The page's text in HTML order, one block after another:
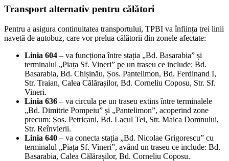
Transport alternativ pentru călători
Pentru a asigura continuitatea transportului, TPBI va înființa trei linii
navetă de autobuz, care vor prelua călătorii din zonele afectate:
Linia 604 – va funcționa între stația „Bd. Basarabia” și
terminalul „Piața Sf. Vineri” pe un traseu ce include: Bd.
Basarabia, Bd. Chișinău, Șos. Pantelimon, Bd. Ferdinand I,
Str. Traian, Calea Călărașilor, Bd. Corneliu Coposu, Str. Sf.
Vineri.
Linia 636 – va circula pe un traseu extins între terminalele
„Bd. Dimitrie Pompeiu” și „Pantelimon”, acoperind zone
precum: Șos. Petricani, Bd. Lacul Tei, Str. Maica Domnului,
Str. Reînvierii.
Linia 640 – va conecta stația „Bd. Nicolae Grigorescu” cu
terminalul „Piața Sf. Vineri”, având un traseu ce include: Bd.
Basarabia, Calea Călărașilor, Bd. Corneliu Coposu.